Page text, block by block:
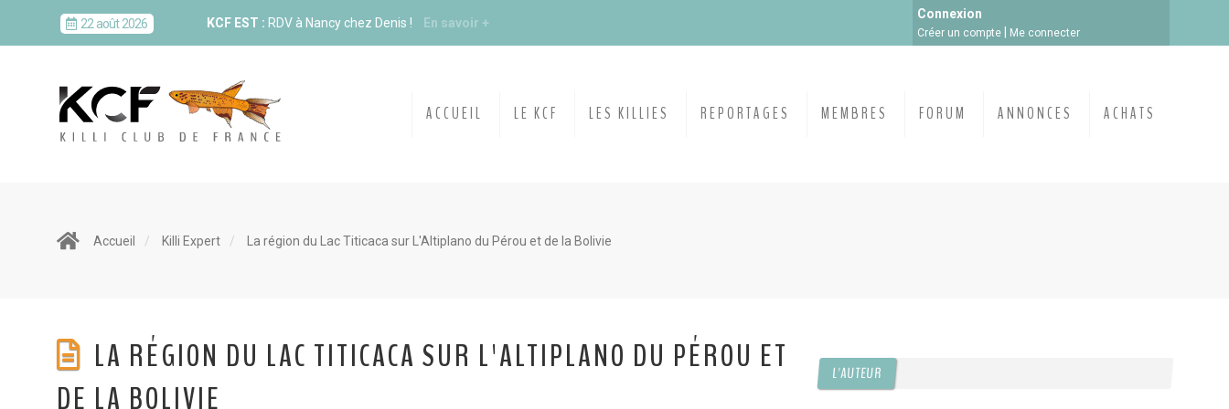
22 août 2026 KCF EST : RDV à Nancy chez Denis ! En savoir +
29 août 2026 KCF NORD :
13 sep 2026 KCF NORMANDIE :Réunion de Section En savoir +
Connexion
Créer un compte Me connecter
ACCUEIL LE KCF LES KILLIES REPORTAGES MEMBRES FORUM ANNONCES ACHATS
Accueil Killi Expert La région du Lac Titicaca sur L'Altiplano du Pérou et de la Bolivie
LA RÉGION DU LAC TITICACA SUR L'ALTIPLANO DU PÉROU ET
DE LA BOLIVIE
L'AUTEUR